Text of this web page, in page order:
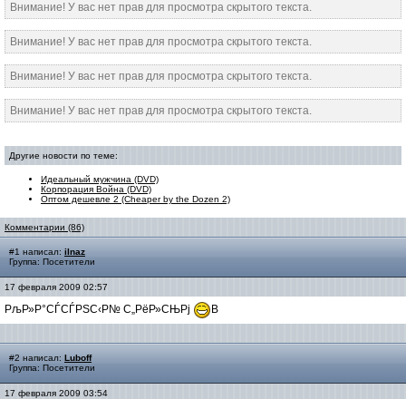
Внимание! У вас нет прав для просмотра скрытого текста.
Внимание! У вас нет прав для просмотра скрытого текста.
Внимание! У вас нет прав для просмотра скрытого текста.
Внимание! У вас нет прав для просмотра скрытого текста.
Другие новости по теме:
Идеальный мужчина (DVD)
Корпорация Война (DVD)
Оптом дешевле 2 (Cheaper by the Dozen 2)
Комментарии (86)
#1 написал: ilnaz
Группа: Посетители
17 февраля 2009 02:57
РљР»Р°СЃСЃРЅС‹Р№ С„РёР»СЊРј В
#2 написал: Luboff
Группа: Посетители
17 февраля 2009 03:54